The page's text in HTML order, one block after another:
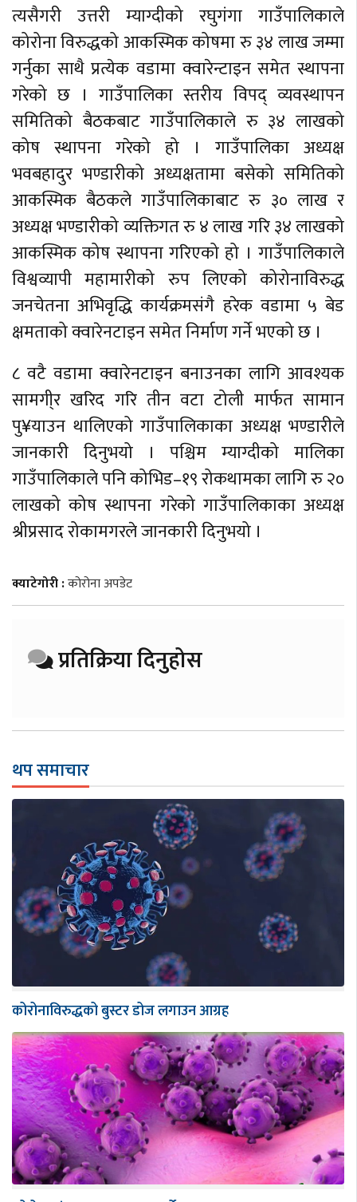
त्यसैगरी उत्तरी म्याग्दीको रघुगंगा गाउँपालिकाले
कोरोना विरुद्धको आकस्मिक कोषमा रु ३४ लाख जम्मा
गर्नुका साथै प्रत्येक वडामा क्वारेन्टाइन समेत स्थापना
गरेको छ । गाउँपालिका स्तरीय विपद् व्यवस्थापन
समितिको बैठकबाट गाउँपालिकाले रु ३४ लाखको
कोष स्थापना गरेको हो । गाउँपालिका अध्यक्ष
भवबहादुर भण्डारीको अध्यक्षतामा बसेको समितिको
आकस्मिक बैठकले गाउँपालिकाबाट रु ३० लाख र
अध्यक्ष भण्डारीको व्यक्तिगत रु ४ लाख गरि ३४ लाखको
आकस्मिक कोष स्थापना गरिएको हो । गाउँपालिकाले
विश्वव्यापी महामारीको रुप लिएको कोरोनाविरुद्ध
जनचेतना अभिवृद्धि कार्यक्रमसंगै हरेक वडामा ५ बेड
क्षमताको क्वारेनटाइन समेत निर्माण गर्ने भएको छ ।
८ वटै वडामा क्वारेनटाइन बनाउनका लागि आवश्यक
सामगी्र खरिद गरि तीन वटा टोली मार्फत सामान
पु¥याउन थालिएको गाउँपालिकाका अध्यक्ष भण्डारीले
जानकारी दिनुभयो । पश्चिम म्याग्दीको मालिका
गाउँपालिकाले पनि कोभिड–१९ रोकथामका लागि रु २०
लाखको कोष स्थापना गरेको गाउँपालिकाका अध्यक्ष
श्रीप्रसाद रोकामगरले जानकारी दिनुभयो ।
क्याटेगोरी :कोरोना अपडेट
प्रतिक्रिया दिनुहोस
थप समाचार
कोरोनाविरुद्धको बुस्टर डोज लगाउन आग्रह